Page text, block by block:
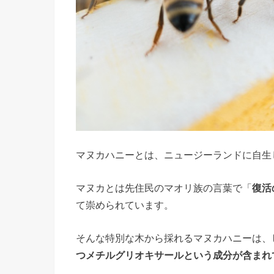
マヌカハニーとは、ニュージーランドに自
マヌカとは先住民のマオリ族の言葉で「復活
て崇められています。
そんな特別な木から採れるマヌカハニーは、
つメチルグリオキサールという成分が含ま